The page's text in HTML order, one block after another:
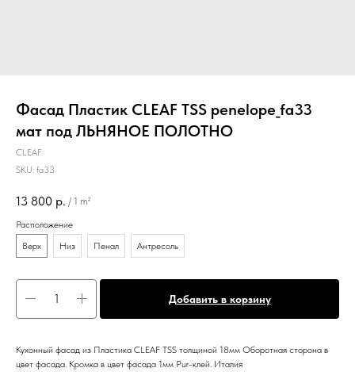
Фасад Пластик CLEAF TSS penelope_fa33
мат под ЛЬНЯНОЕ ПОЛОТНО
CLEAF
SKU: fa33
13 800 р. / 1 m²
Расположение
Верх
Низ Пенал Антресоль
Добавить в корзину
Кухонный фасад из Пластика CLEAF TSS толщиной 18мм Оборотная сторона в
цвет фасада. Кромка в цвет фасада 1мм Pur-клей. Италия